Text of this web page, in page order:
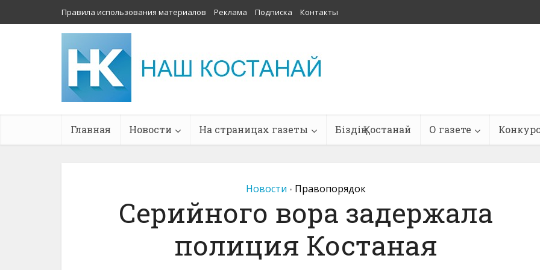
Правила использования материалов Реклама Подписка Контакты
Главная Новости На страницах газеты Біздің Қостанай О газете
Новости • Правопорядок
Серийного вора задержала
полиция Костаная